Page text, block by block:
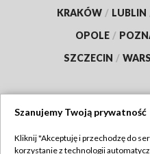
KRAKÓW / LUBLIN
OPOLE /
SZCZECIN /
Szanujemy Twoją prywatność
Kliknij "Akceptuję i przechodzę do
korzystanie z technologii